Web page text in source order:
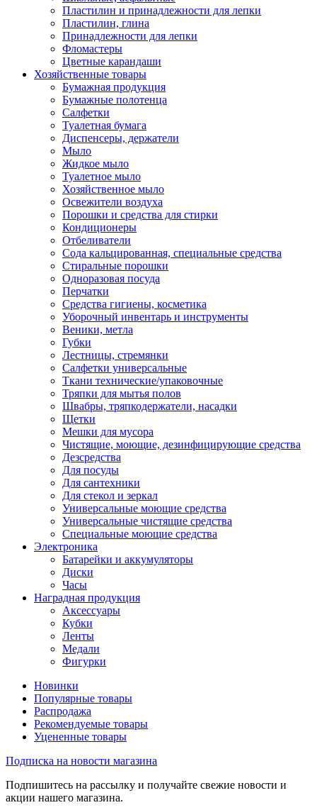
Пластилин и принадлежности для лепки
Пластилин, глина
Принадлежности для лепки
Фломастеры
Цветные карандаши
Хозяйственные товары
Бумажная продукция
Бумажные полотенца
Салфетки
Туалетная бумага
Диспенсеры, держатели
Мыло
Жидкое мыло
Туалетное мыло
Хозяйственное мыло
Освежители воздуха
Порошки и средства для стирки
Кондиционеры
Отбеливатели
Сода кальцированная, специальные средства
Стиральные порошки
Одноразовая посуда
Перчатки
Средства гигиены, косметика
Уборочный инвентарь и инструменты
Веники, метла
Губки
Лестницы, стремянки
Салфетки универсальные
Ткани технические/упаковочные
Тряпки для мытья полов
Швабры, тряпкодержатели, насадки
Щетки
Мешки для мусора
Чистящие, моющие, дезинфицирующие средства
Дезсредства
Для посуды
Для сантехники
Для стекол и зеркал
Универсальные моющие средства
Универсальные чистящие средства
Специальные моющие средства
Электроника
Батарейки и аккумуляторы
Диски
Часы
Наградная продукция
Аксессуары
Кубки
Ленты
Медали
Фигурки
Новинки
Популярные товары
Распродажа
Рекомендуемые товары
Уцененные товары
Подписка на новости магазина
Подпишитесь на рассылку и получайте свежие новости и
акции нашего магазина.